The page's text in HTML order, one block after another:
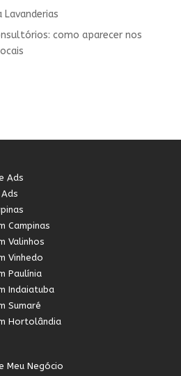
como aparecer nos
Ads
Campinas
Valinhos
Vinhedo
Paulínia
Indaiatuba
Sumaré
Hortolândia
Meu Negócio